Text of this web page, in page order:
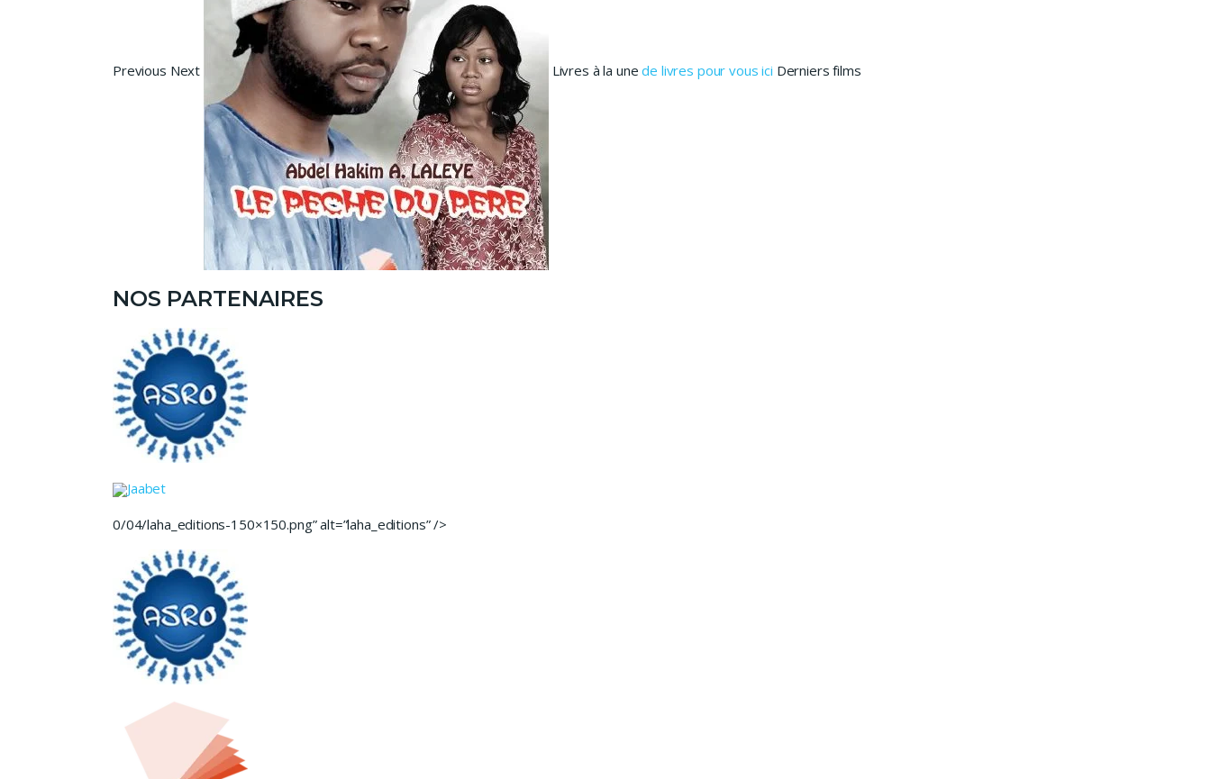
Previous Next Livres à la unede livres pour vous ici Derniers films
NOS PARTENAIRES
Jaabet
0/04/laha_editions-150×150.png” alt=”laha_editions” />